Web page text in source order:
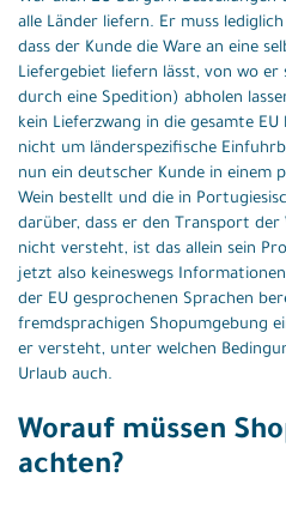
alle Länder liefern. Er muss
dass der Kunde die Ware an eine
Liefergebiet liefern lässt, von wo
durch eine Spedition) abholen
kein Lieferzwang in die gesamte
nicht um länderspezifische
nun ein deutscher Kunde in einem
Wein bestellt und die in
darüber, dass er den Transport der
nicht versteht, ist das allein sein
jetzt also keineswegs
der EU gesprochenen Sprachen
fremdsprachigen Shopumgebung
er versteht, unter welchen
Urlaub auch.
Worauf müssen
achten?